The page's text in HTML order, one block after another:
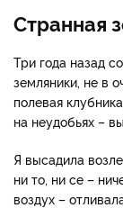
Странная
Три года назад
земляники, не в
полевая
на неудобьях –
Я высадила
ни то, ни се –
воздух –